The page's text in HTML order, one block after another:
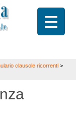
clausole ricorrenti >